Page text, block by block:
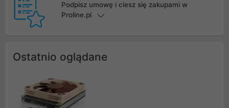
Podpisz umowę i ciesz się zakupami w
Proline.pl
Ostatnio oglądane